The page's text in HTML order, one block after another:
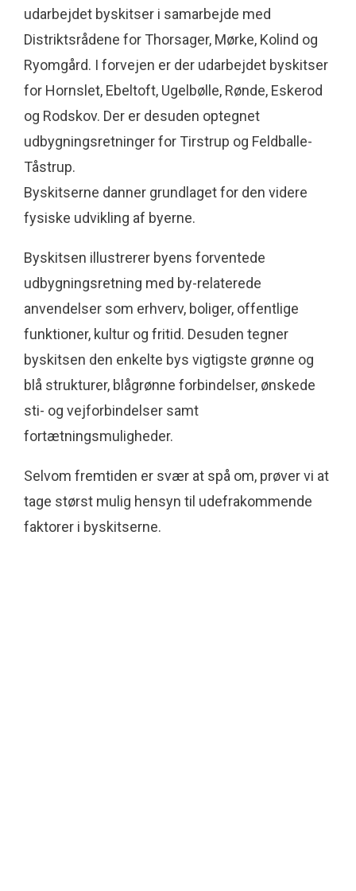
udarbejdet byskitser i samarbejde med
Distriktsrådene for Thorsager, Mørke, Kolind og
Ryomgård. I forvejen er der udarbejdet byskitser
for Hornslet, Ebeltoft, Ugelbølle, Rønde, Eskerod
og Rodskov. Der er desuden optegnet
udbygningsretninger for Tirstrup og Feldballe-
Tåstrup.
Byskitserne danner grundlaget for den videre
fysiske udvikling af byerne.
Byskitsen illustrerer byens forventede
udbygningsretning med by-relaterede
anvendelser som erhverv, boliger, offentlige
funktioner, kultur og fritid. Desuden tegner
byskitsen den enkelte bys vigtigste grønne og
blå strukturer, blågrønne forbindelser, ønskede
sti- og vejforbindelser samt
fortætningsmuligheder.
Selvom fremtiden er svær at spå om, prøver vi at
tage størst mulig hensyn til udefrakommende
faktorer i byskitserne.